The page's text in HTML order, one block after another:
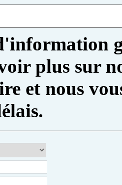
plus sur
et nous